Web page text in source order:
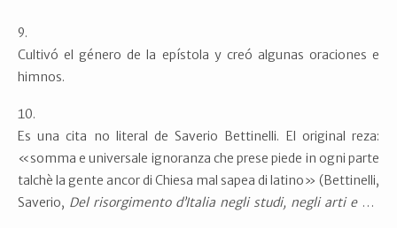
Cultivó el género de la epístola y creó algunas oraciones e
himnos.
Es una cita no literal de Saverio Bettinelli. El original reza:
«somma e universale ignoranza che prese piede in ogni parte
talchè la gente ancor di Chiesa mal sapea di latino» (Bettinelli,
Saverio, Del risorgimento d’Italia negli studi, negli arti e ne’